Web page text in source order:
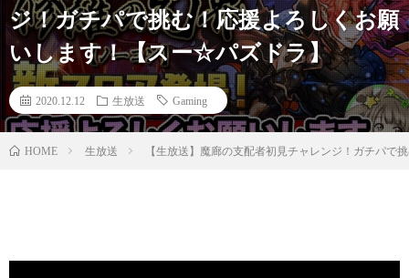
ジ！ガチパで挑む！応援よろしくお願
いします！【スー☆パズドラ】
2020.12.12 生放送 Gaming
HOME 生放送 【生放送】魔廊の支配者初見チャレンジ！ガチパ